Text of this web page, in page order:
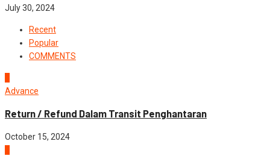
July 30, 2024
Recent
Popular
COMMENTS
Advance
Return / Refund Dalam Transit Penghantaran
October 15, 2024